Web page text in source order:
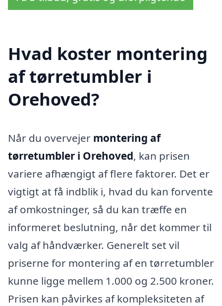
Hvad koster montering
af tørretumbler i
Orehoved?
Når du overvejer montering af
tørretumbler i Orehoved, kan prisen
variere afhængigt af flere faktorer. Det er
vigtigt at få indblik i, hvad du kan forvente
af omkostninger, så du kan træffe en
informeret beslutning, når det kommer til
valg af håndværker. Generelt set vil
priserne for montering af en tørretumbler
kunne ligge mellem 1.000 og 2.500 kroner.
Prisen kan påvirkes af kompleksiteten af